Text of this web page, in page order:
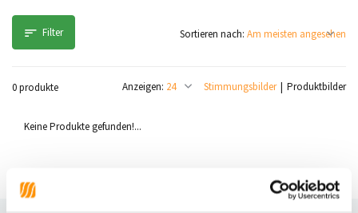
Filter
0 produkte Stimmungsbilder Produktbilder
Anzeigen:
Sortieren nach:
Keine Produkte gefunden!...